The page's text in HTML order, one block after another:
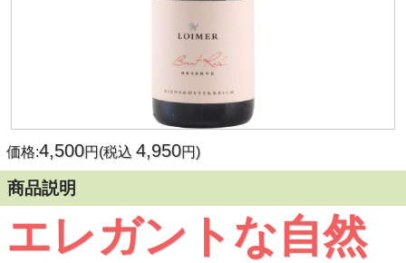
価格:4,500円(税込 4,950円)
商品説明
エレガントな自然